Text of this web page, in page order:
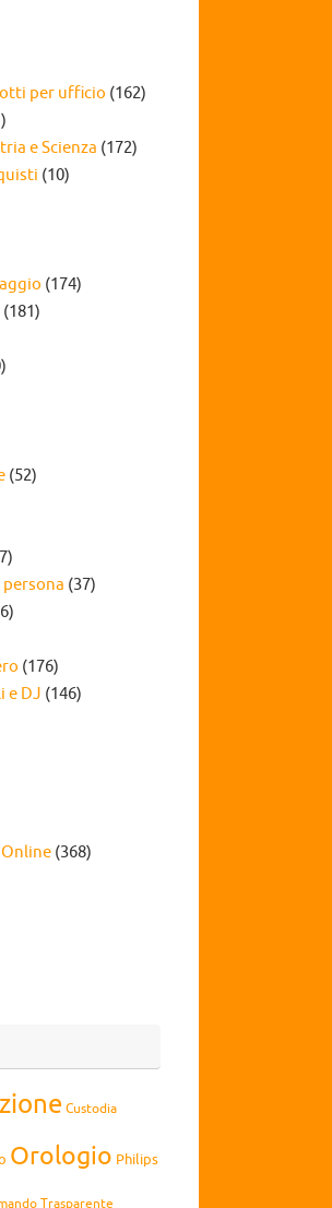
per ufficio (162)
e Scienza (172)
(10)
(174)
(181)
(52)
persona (37)
(176)
e DJ (146)
(368)
Custodia
Orologio Philips
Trasparente